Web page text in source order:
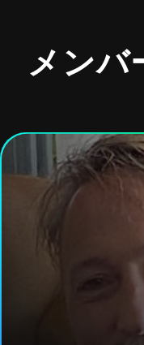
メンバ